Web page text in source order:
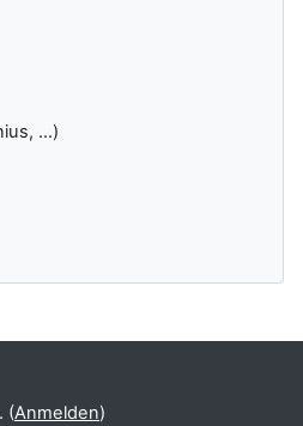
...)
(Anmelden)